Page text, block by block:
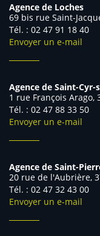
Agence de Loches
69 bis rue Saint-
Tél. : 02 47 91 18 40
Envoyer un e-mail
Agence de Saint-Cyr-
1 rue François Arago,
Tél. : 02 47 88 33 50
Envoyer un e-mail
Agence de Saint-
20 rue de l'Aubrière,
Tél. : 02 47 32 43 00
Envoyer un e-mail